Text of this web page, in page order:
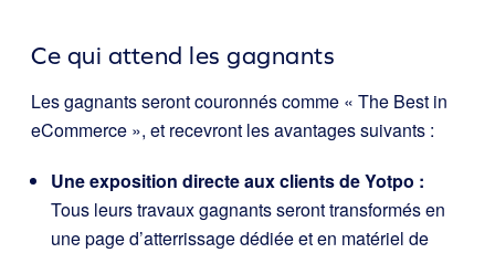
Ce qui attend les gagnants
Les gagnants seront couronnés comme « The Best in
eCommerce », et recevront les avantages suivants :
Une exposition directe aux clients de Yotpo :
Tous leurs travaux gagnants seront transformés en
une page d’atterrissage dédiée et en matériel de